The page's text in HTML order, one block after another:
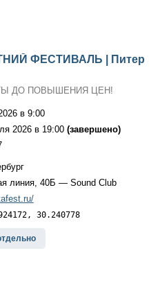
ФЕСТИВАЛЬ | Питер
ДО ПОВЫШЕНИЯ ЦЕН!
в 9:00
2026 в 19:00 (завершено)
линия, 40Б — Sound Club
30.240778